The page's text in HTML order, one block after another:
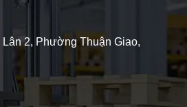
2, Phường Thuận Giao,